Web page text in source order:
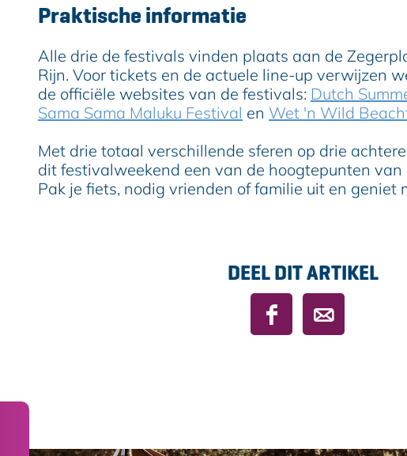
Praktische informatie
Alle drie de festivals vinden plaats aan de
Rijn. Voor tickets en de actuele line-up verwijzen
de officiële websites van de festivals: Dutch
Sama Sama Maluku Festival en Wet 'n Wild
Met drie totaal verschillende sferen op drie
dit festivalweekend een van de hoogtepunten van
Pak je fiets, nodig vrienden of familie uit en geniet
DEEL DIT ARTIKEL
D
e
D
e